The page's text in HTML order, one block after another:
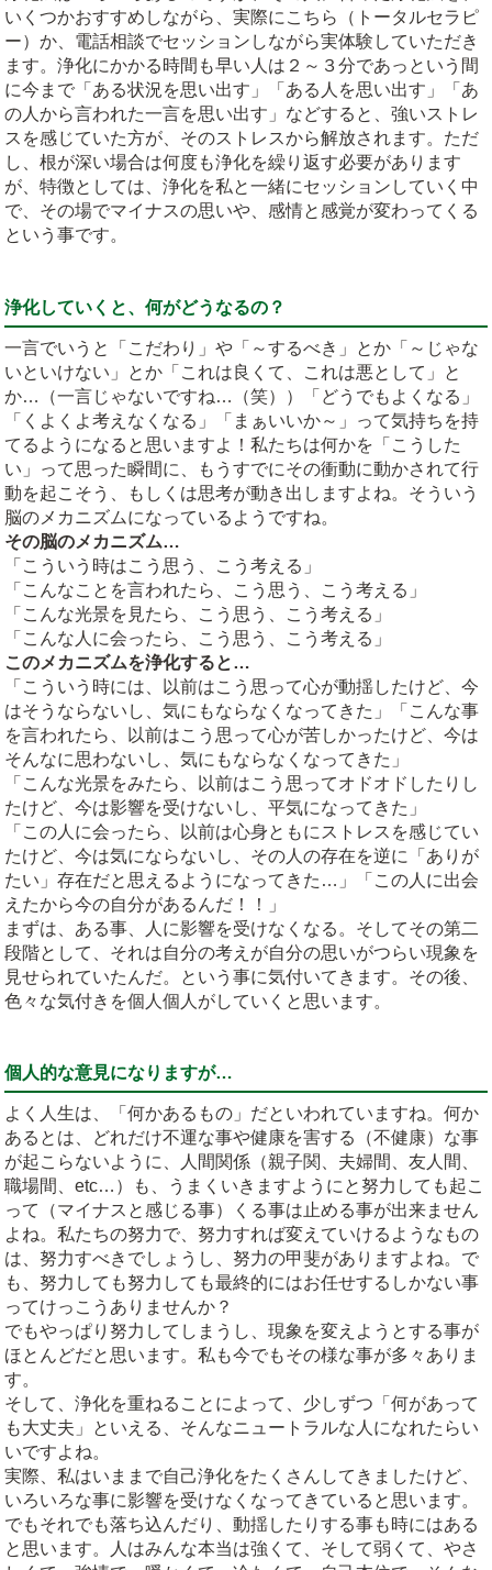
いくつかおすすめしながら、実際にこちら（トータルセラピ
ー）か、電話相談でセッションしながら実体験していただき
ます。浄化にかかる時間も早い人は２～３分であっという間
に今まで「ある状況を思い出す」「ある人を思い出す」「あ
の人から言われた一言を思い出す」などすると、強いストレ
スを感じていた方が、そのストレスから解放されます。ただ
し、根が深い場合は何度も浄化を繰り返す必要があります
が、特徴としては、浄化を私と一緒にセッションしていく中
で、その場でマイナスの思いや、感情と感覚が変わってくる
という事です。
浄化していくと、何がどうなるの？
一言でいうと「こだわり」や「～するべき」とか「～じゃな
いといけない」とか「これは良くて、これは悪として」と
か…（一言じゃないですね…（笑））「どうでもよくなる」
「くよくよ考えなくなる」「まぁいいか～」って気持ちを持
てるようになると思いますよ！私たちは何かを「こうした
い」って思った瞬間に、もうすでにその衝動に動かされて行
動を起こそう、もしくは思考が動き出しますよね。そういう
脳のメカニズムになっているようですね。
その脳のメカニズム…
「こういう時はこう思う、こう考える」
「こんなことを言われたら、こう思う、こう考える」
「こんな光景を見たら、こう思う、こう考える」
「こんな人に会ったら、こう思う、こう考える」
このメカニズムを浄化すると…
「こういう時には、以前はこう思って心が動揺したけど、今
はそうならないし、気にもならなくなってきた」「こんな事
を言われたら、以前はこう思って心が苦しかったけど、今は
そんなに思わないし、気にもならなくなってきた」
「こんな光景をみたら、以前はこう思ってオドオドしたりし
たけど、今は影響を受けないし、平気になってきた」
「この人に会ったら、以前は心身ともにストレスを感じてい
たけど、今は気にならないし、その人の存在を逆に「ありが
たい」存在だと思えるようになってきた…」「この人に出会
えたから今の自分があるんだ！！」
まずは、ある事、人に影響を受けなくなる。そしてその第二
段階として、それは自分の考えが自分の思いがつらい現象を
見せられていたんだ。という事に気付いてきます。その後、
色々な気付きを個人個人がしていくと思います。
個人的な意見になりますが…
よく人生は、「何かあるもの」だといわれていますね。何か
あるとは、どれだけ不運な事や健康を害する（不健康）な事
が起こらないように、人間関係（親子関、夫婦間、友人間、
職場間、etc…）も、うまくいきますようにと努力しても起こ
って（マイナスと感じる事）くる事は止める事が出来ません
よね。私たちの努力で、努力すれば変えていけるようなもの
は、努力すべきでしょうし、努力の甲斐がありますよね。で
も、努力しても努力しても最終的にはお任せするしかない事
ってけっこうありませんか？
でもやっぱり努力してしまうし、現象を変えようとする事が
ほとんどだと思います。私も今でもその様な事が多々ありま
す。
そして、浄化を重ねることによって、少しずつ「何があって
も大丈夫」といえる、そんなニュートラルな人になれたらい
いですよね。
実際、私はいままで自己浄化をたくさんしてきましたけど、
いろいろな事に影響を受けなくなってきていると思います。
でもそれでも落ち込んだり、動揺したりする事も時にはある
と思います。人はみんな本当は強くて、そして弱くて、やさ